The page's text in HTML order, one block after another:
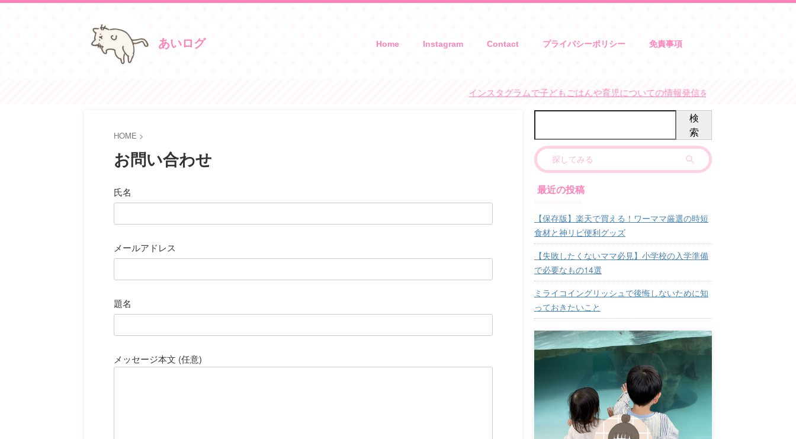
あいログ Home Instagram Contact プライバシーポリシー 免責事項
インスタグラムで子どもごはんや育児についての情報発信をしています。フォロワー7
HOME >
お問い合わせ
氏名
メールアドレス
題名
メッセージ本文 (任意)
検
索
最近の投稿
【保存版】楽天で買える！ワーママ厳選の時短
食材と神リピ便利グッズ
【失敗したくないママ必見】小学校の入学準備
で必要なもの14選
ミライコイングリッシュで後悔しないために知
っておきたいこと